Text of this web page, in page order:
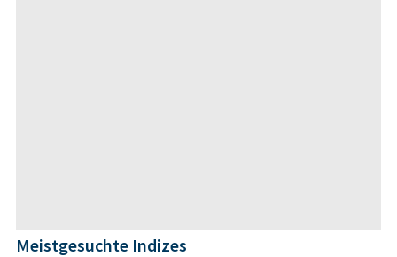
Meistgesuchte Indizes